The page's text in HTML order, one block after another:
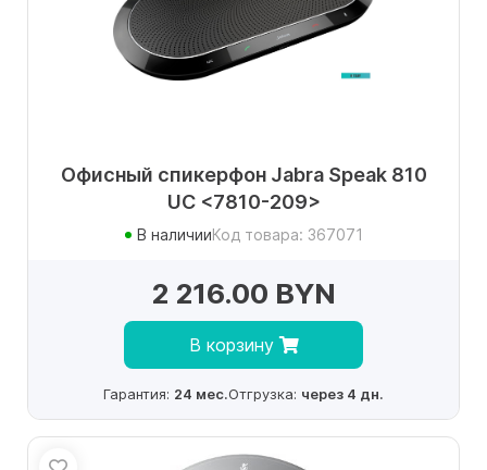
Офисный спикерфон Jabra Speak 810
UC <7810-209>
В наличииКод товара: 367071
2 216.00 BYN
В корзину
Гарантия: 24 мес.Отгрузка: через 4 дн.